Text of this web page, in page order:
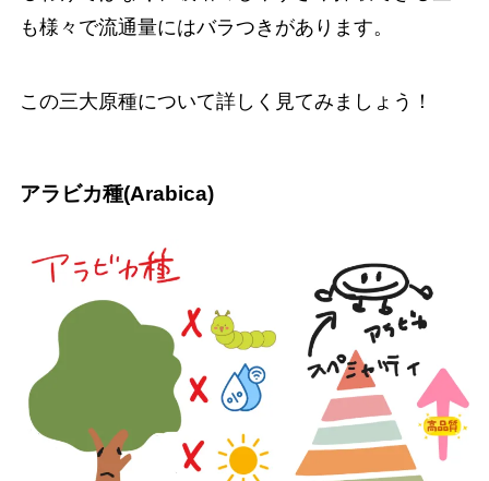
も様々で流通量にはバラつきがあります。
この三大原種について詳しく見てみましょう！
アラビカ種(Arabica)